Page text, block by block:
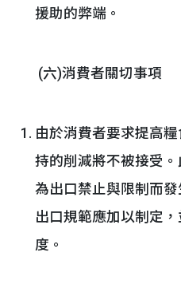
援助的弊端。
(六)消費者關切事項
由於消費者要求提高
持的削減將不被接受
為出口禁止與限制而
出口規範應加以制定
度。